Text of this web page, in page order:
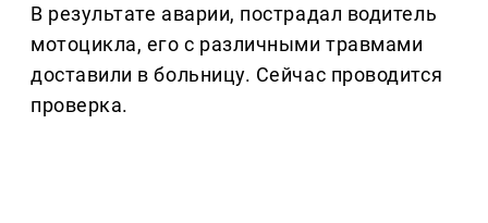
В результате аварии, пострадал водитель
мотоцикла, его с различными травмами
доставили в больницу. Сейчас проводится
проверка.